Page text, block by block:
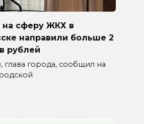
на сферу ЖКХ в
направили больше 2
рублей
глава города, сообщил на